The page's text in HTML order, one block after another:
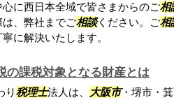
心に西日本全域で皆さまからのご相
は、弊社までご相談ください。ご相
に解決いたします。
の課税対象となる財産とは
り税理士法人は、 大阪市・堺市・